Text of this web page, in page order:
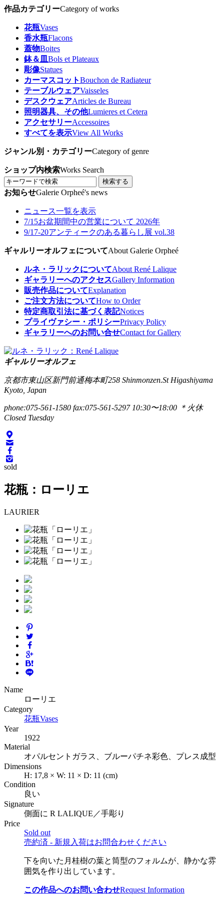
作品カテゴリーCategory of works
花瓶Vases
香水瓶Flacons
蓋物Boites
鉢＆皿 Bols et Plateaux
彫像Statues
カーマスコットBouchon de Radiateur
テーブルウェアVaisseles
デスクウェアArticles de Bureau
照明器具、その他Lumieres et Cetera
アクセサリーAccessoires
すべてを表示View All Works
ジャンル別・カテゴリーCategory of genre
ショップ内検索Works Search
検索する
お知らせGalerie Orpheé's news
ニュース一覧を表示
7/15お盆期間中の営業について 2026年
9/17-20アンティークのある暮らし展 vol.38
ギャルリーオルフェについてAbout Galerie Orpheé
ルネ・ラリックについてAbout René Lalique
ギャラリーへのアクセスGallery Information
販売作品についてExplanation
ご注文方法についてHow to Order
特定商取引法に基づく表記Notices
プライヴァシー・ポリシーPrivacy Policy
ギャラリーへのお問い合せContact for Gallery
ギャルリーオルフェ
京都市東山区新門前通梅本町258 Shinmonzen.St Higashiyama
Kyoto, Japan
phone:075-561-1580 fax:075-561-5297 10:30〜18:00 ＊火休
Closed Tuesday
sold
花瓶：ローリエ
LAURIER
Name
ローリエ
Category
花瓶Vases
Year
1922
Material
オパルセントガラス、ブルーパチネ彩色、プレス成型
Dimensions
H: 17,8 × W: 11 × D: 11 (cm)
Condition
良い
Signature
側面に R LALIQUE／手彫り
Price
Sold out
売約済 - 新規入荷はお問合わせください
下を向いた月桂樹の葉と筒型のフォルムが、静かな雰
囲気を作り出しています。
この作品へのお問い合わせRequest Information